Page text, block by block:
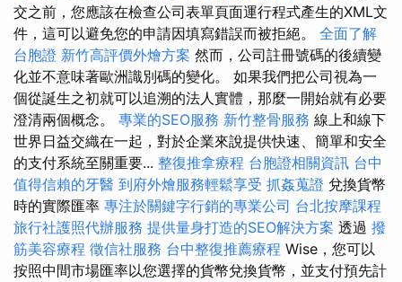
交之前，您應該在檢查公司表單頁面運行程式產生的XML文
件，這可以避免您的申請因填寫錯誤而被拒絕。 全面了解
台胞證 新竹高評價外燴方案 然而，公司註冊號碼的後續變
化並不意味著歐洲識別碼的變化。 如果我們把公司視為一
個從誕生之初就可以追溯的法人實體，那麼一開始就有必要
澄清兩個概念。 專業的SEO服務 新竹整骨服務 線上和線下
世界日益交織在一起，對於企業來說提供快速、簡單和安全
的支付系統至關重要... 整復推拿療程 台胞證相關資訊 台中
值得信賴的牙醫 到府外燴服務輕鬆享受 抓姦蒐證 兌換貨幣
時的實際匯率 專注於關鍵字行銷的專業公司 台北按摩課程
旅行社護照代辦服務 提供量身打造的SEO解決方案 透過 撥
筋美容療程 徵信社服務 台中整復推薦療程 Wise，您可以
按照中間市場匯率以您選擇的貨幣兌換貨幣，並支付預先計